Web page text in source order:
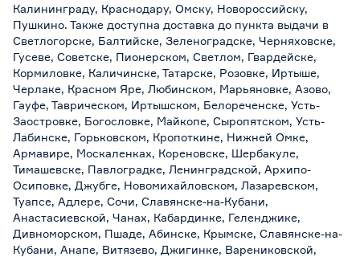
Калининграду, Краснодару, Омску, Новороссийску,
Пушкино. Также доступна доставка до пункта выдачи в
Светлогорске, Балтийске, Зеленоградске, Черняховске,
Гусеве, Советске, Пионерском, Светлом, Гвардейске,
Кормиловке, Каличинске, Татарске, Розовке, Иртыше,
Черлаке, Красном Яре, Любинском, Марьяновке, Азово,
Гауфе, Таврическом, Иртышском, Белореченске, Усть-
Заостровке, Богословке, Майкопе, Сыропятском, Усть-
Лабинске, Горьковском, Кропоткине, Нижней Омке,
Армавире, Москаленках, Кореновске, Шербакуле,
Тимашевске, Павлоградке, Ленинградской, Архипо-
Осиповке, Джубге, Новомихайловском, Лазаревском,
Туапсе, Адлере, Сочи, Славянске-на-Кубани,
Анастасиевской, Чанах, Кабардинке, Геленджике,
Дивноморском, Пшаде, Абинске, Крымске, Славянске-на-
Кубани, Анапе, Витязево, Джигинке, Варениковской,